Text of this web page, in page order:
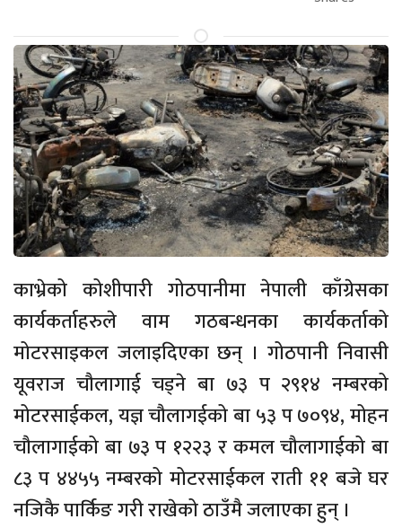
काभ्रेको कोशीपारी गोठपानीमा नेपाली काँग्रेसका
कार्यकर्ताहरुले वाम गठबन्धनका कार्यकर्ताको
मोटरसाइकल जलाइदिएका छन् । गोठपानी निवासी
यूवराज चौलागाई चड्ने बा ७३ प २९१४ नम्बरको
मोटरसाईकल, यज्ञ चौलागईको बा ५३ प ७०९४, मोहन
चौलागाईको बा ७३ प १२२३ र कमल चौलागाईको बा
८३ प ४४५५ नम्बरको मोटरसाईकल राती ११ बजे घर
नजिकै पार्किङ गरी राखेको ठाउँमै जलाएका हुन् ।